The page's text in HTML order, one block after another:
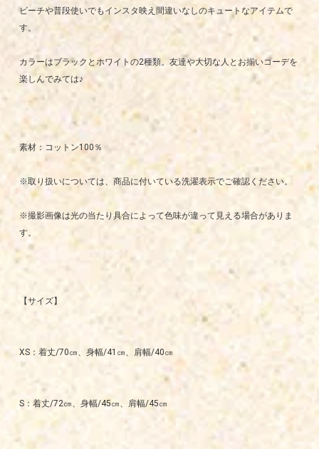
ビーチや普段使いでもインスタ映え間違いなしのキュートなアイテムで
す。
カラーはブラックとホワイトの2種類。友達や大切な人とお揃いコーデを
楽しんでみては♪
素材：コットン100％
※取り扱いについては、商品に付いている洗濯表示でご確認ください。
※撮影画像は光の当たり具合によって色味が違って見える場合がありま
す。
【サイズ】
XS：着丈/70㎝、身幅/41㎝、肩幅/40㎝
S：着丈/72㎝、身幅/45㎝、肩幅/45㎝